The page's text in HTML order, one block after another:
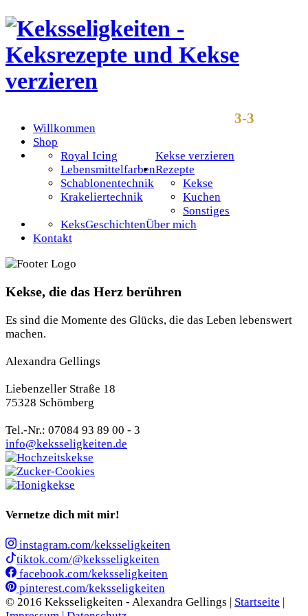
Willkommen
Shop
Kekse verzieren
Royal Icing
Lebensmittelfarben
Schablonentechnik
Krakeliertechnik
Rezepte
Kekse
Kuchen
Sonstiges
Über mich
KeksGeschichten
Kontakt
3-3
Kekse, die das Herz berühren
Es sind die Momente des Glücks, die das Leben lebenswert
machen.
Alexandra Gellings
Liebenzeller Straße 18
75328 Schömberg
Tel.-Nr.: 07084 93 89 00 - 3
info@keksseligkeiten.de
Vernetze dich mit mir!
instagram.com/keksseligkeiten
tiktok.com/@keksseligkeiten
facebook.com/keksseligkeiten
pinterest.com/keksseligkeiten
© 2016 Keksseligkeiten - Alexandra Gellings | Startseite |